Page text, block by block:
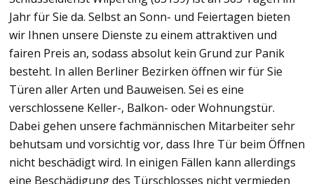
Jahr für Sie da. Selbst an Sonn- und Feiertagen bieten
wir Ihnen unsere Dienste zu einem attraktiven und
fairen Preis an, sodass absolut kein Grund zur Panik
besteht. In allen Berliner Bezirken öffnen wir für Sie
Türen aller Arten und Bauweisen. Sei es eine
verschlossene Keller-, Balkon- oder Wohnungstür.
Dabei gehen unsere fachmännischen Mitarbeiter sehr
behutsam und vorsichtig vor, dass Ihre Tür beim Öffnen
nicht beschädigt wird. In einigen Fällen kann allerdings
eine Beschädigung des Türschlosses nicht vermieden